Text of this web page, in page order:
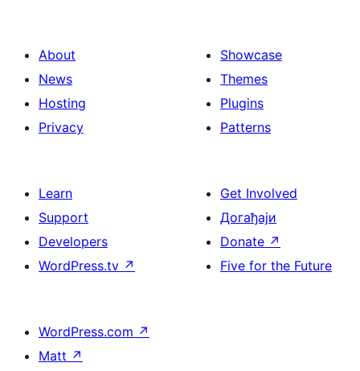
About
News
Hosting
Privacy
Showcase
Themes
Plugins
Patterns
Learn
Support
Developers
WordPress.tv ↗
Get Involved
Догађаји
Donate ↗
Five for the Future
WordPress.com ↗
Matt ↗